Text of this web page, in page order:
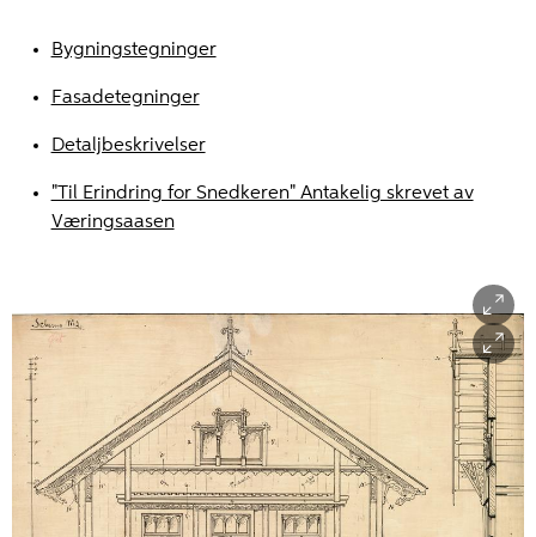
Bygningstegninger
Fasadetegninger
Detaljbeskrivelser
"Til Erindring for Snedkeren" Antakelig skrevet av
Væringsaasen